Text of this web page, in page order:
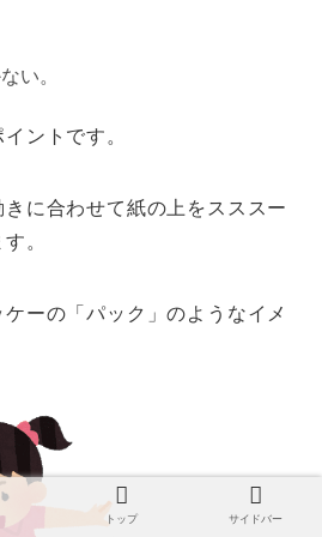
い。
ントです。
に合わせて紙の上をスススー
。
ーの「パック」のようなイメ
トップ サイドバー